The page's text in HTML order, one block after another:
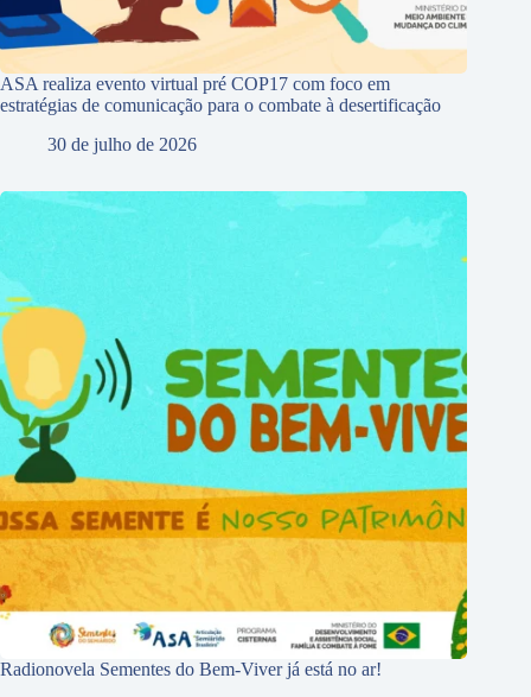
ASA realiza evento virtual pré COP17 com foco em
estratégias de comunicação para o combate à desertificação
30 de julho de 2026
Radionovela Sementes do Bem-Viver já está no ar!